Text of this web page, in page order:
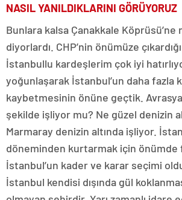
NASIL YANILDIKLARINI GÖRÜYORUZ
Bunlara kalsa Çanakkale
diyorlardı. CHP’nin önümüze
İstanbullu kardeşlerim çok iyi
yoğunlaşarak İstanbul’un daha fazla
kaybetmesinin önüne geçtik.
şekilde işliyor mu? Ne güzel denizin
Marmaray denizin altında işliyor.
döneminden kurtarmak için önümde
İstanbul’un kader ve karar seçimi
İstanbul kendisi dışında gül